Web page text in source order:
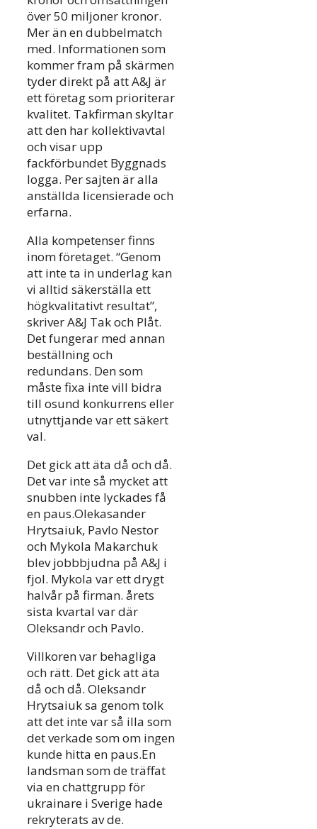
över 50 miljoner kronor.
Mer än en dubbelmatch
med. Informationen som
kommer fram på skärmen
tyder direkt på att A&J är
ett företag som prioriterar
kvalitet. Takfirman skyltar
att den har kollektivavtal
och visar upp
fackförbundet Byggnads
logga. Per sajten är alla
anställda licensierade och
erfarna.
Alla kompetenser finns
inom företaget. “Genom
att inte ta in underlag kan
vi alltid säkerställa ett
högkvalitativt resultat”,
skriver A&J Tak och Plåt.
Det fungerar med annan
beställning och
redundans. Den som
måste fixa inte vill bidra
till osund konkurrens eller
utnyttjande var ett säkert
val.
Det gick att äta då och då.
Det var inte så mycket att
snubben inte lyckades få
en paus.Olekasander
Hrytsaiuk, Pavlo Nestor
och Mykola Makarchuk
blev jobbbjudna på A&J i
fjol. Mykola var ett drygt
halvår på firman. årets
sista kvartal var där
Oleksandr och Pavlo.
Villkoren var behagliga
och rätt. Det gick att äta
då och då. Oleksandr
Hrytsaiuk sa genom tolk
att det inte var så illa som
det verkade som om ingen
kunde hitta en paus.En
landsman som de träffat
via en chattgrupp för
ukrainare i Sverige hade
rekryterats av de.